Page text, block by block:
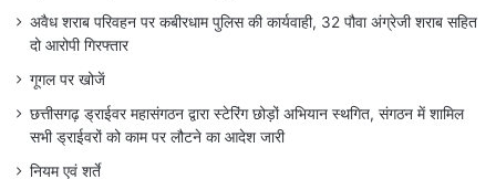
अवैध शराब परिवहन पर कबीरधाम पुलिस की कार्यवाही, 32 पौवा अंग्रेजी शराब सहित
दो आरोपी गिरफ्तार
गूगल पर खोजें
छत्तीसगढ़ ड्राईवर महासंगठन द्वारा स्टेरिंग छोड़ों अभियान स्थगित, संगठन में शामिल
सभी ड्राईवरों को काम पर लौटने का आदेश जारी
नियम एवं शर्ते